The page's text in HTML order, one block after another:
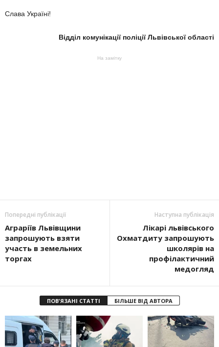
Слава Україні!
Відділ комунікації поліції Львівської області
На замітку
Попередні публікації
Аграріїв Львівщини
запрошують взяти
участь в земельних
торгах
Наступна публікація
Лікарі львівського
Охматдиту запрошують
школярів на
профілактичний
медогляд
ПОВ'ЯЗАНІ СТАТТІ БІЛЬШЕ ВІД АВТОРА